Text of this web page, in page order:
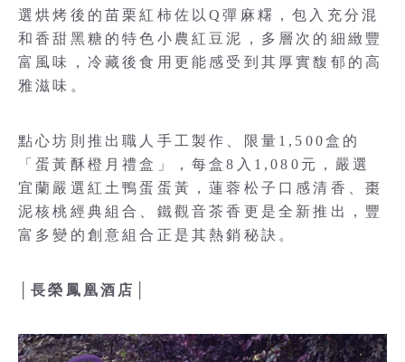
選烘烤後的苗栗紅柿佐以Q彈麻糬，包入充分混
和香甜黑糖的特色小農紅豆泥，多層次的細緻豐
富風味，冷藏後食用更能感受到其厚實馥郁的高
雅滋味。
點心坊則推出職人手工製作、限量1,500盒的
「蛋黃酥橙月禮盒」，每盒8入1,080元，嚴選
宜蘭嚴選紅土鴨蛋蛋黃，蓮蓉松子口感清香、棗
泥核桃經典組合、鐵觀音茶香更是全新推出，豐
富多變的創意組合正是其熱銷秘訣。
│長榮鳳凰酒店│